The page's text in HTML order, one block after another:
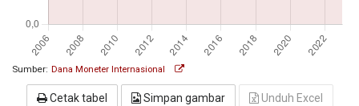
Sumber: Dana Moneter Internasional
Cetak tabel Simpan gambar Unduh Excel